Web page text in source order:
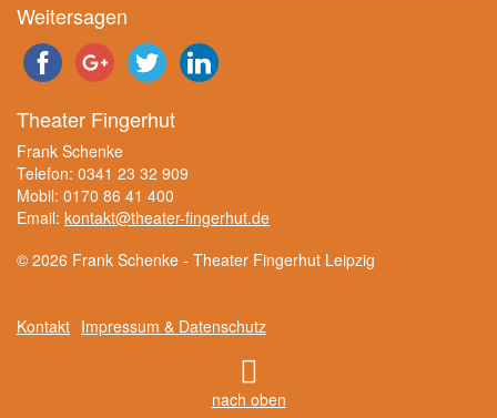
Weitersagen
Theater Fingerhut
Frank Schenke
Telefon: 0341 23 32 909
Mobil: 0170 86 41 400
Email: kontakt@theater-fingerhut.de
© 2026 Frank Schenke - Theater Fingerhut Leipzig
Kontakt Impressum & Datenschutz
nach oben